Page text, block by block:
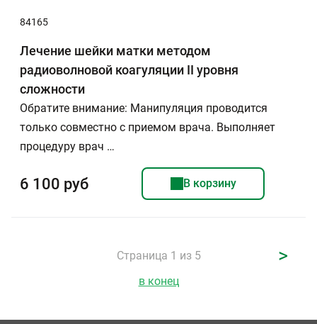
84165
Лечение шейки матки методом
радиоволновой коагуляции II уровня
сложности
Обратите внимание: Манипуляция проводится
только совместно с приемом врача. Выполняет
процедуру врач …
6 100 руб В корзину
Страница 1 из 5 >
в конец